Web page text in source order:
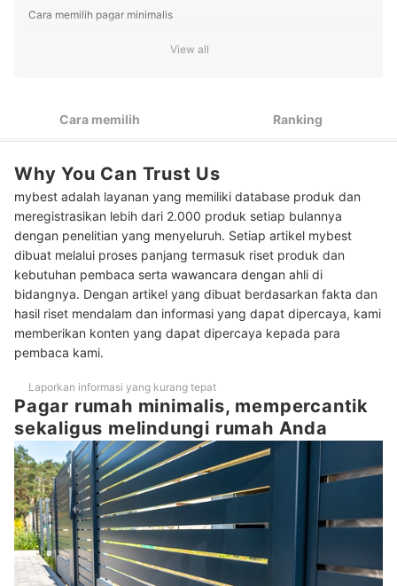
Cara memilih pagar minimalis
Utamakan pagar geser yang dikombinasikan dengan pagar
Untuk membatasi pekarangan atau halaman, pilih pagar
Peringkat Pagar Minimalis Terbaik
View all
Cara memilih Ranking
Why You Can Trust Us
mybest adalah layanan yang memiliki database produk dan
meregistrasikan lebih dari 2.000 produk setiap bulannya
dengan penelitian yang menyeluruh. Setiap artikel mybest
dibuat melalui proses panjang termasuk riset produk dan
kebutuhan pembaca serta wawancara dengan ahli di
bidangnya. Dengan artikel yang dibuat berdasarkan fakta dan
hasil riset mendalam dan informasi yang dapat dipercaya, kami
memberikan konten yang dapat dipercaya kepada para
pembaca kami.
Laporkan informasi yang kurang tepat
Pagar rumah minimalis, mempercantik
sekaligus melindungi rumah Anda